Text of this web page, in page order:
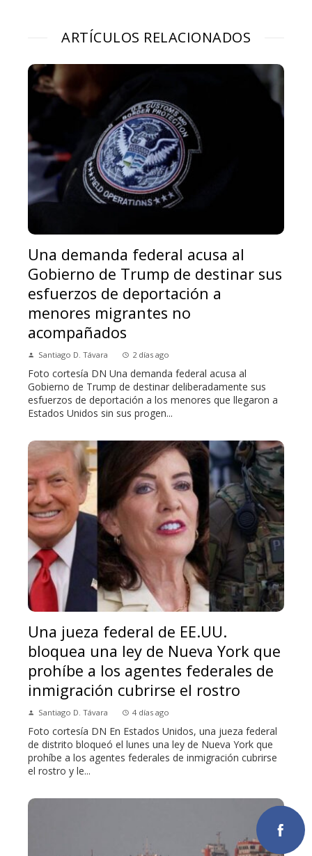
ARTÍCULOS RELACIONADOS
Una demanda federal acusa al
Gobierno de Trump de destinar sus
esfuerzos de deportación a
menores migrantes no
acompañados
Santiago D. Távara 2 días ago
Foto cortesía DN Una demanda federal acusa al
Gobierno de Trump de destinar deliberadamente sus
esfuerzos de deportación a los menores que llegaron a
Estados Unidos sin sus progen...
Una jueza federal de EE.UU.
bloquea una ley de Nueva York que
prohíbe a los agentes federales de
inmigración cubrirse el rostro
Santiago D. Távara 4 días ago
Foto cortesía DN En Estados Unidos, una jueza federal
de distrito bloqueó el lunes una ley de Nueva York que
prohíbe a los agentes federales de inmigración cubrirse
el rostro y le...